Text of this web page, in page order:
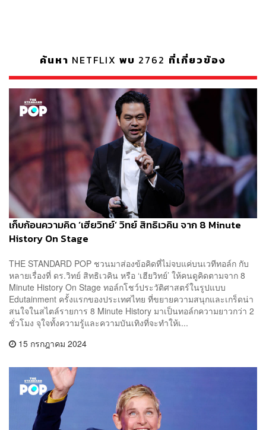
ค้นหา NETFLIX พบ 2762 ที่เกี่ยวข้อง
เก็บก้อนความคิด ‘เฮียวิทย์’ วิทย์ สิทธิเวคิน จาก 8 Minute
History On Stage
THE STANDARD POP ชวนมาส่องข้อคิดที่ไม่จบแค่บนเวทีทอล์ก กับ
หลายเรื่องที่ ดร.วิทย์ สิทธิเวคิน หรือ ‘เฮียวิทย์’ ให้คนดูคิดตามจาก 8
Minute History On Stage ทอล์กโชว์ประวัติศาสตร์ในรูปแบบ
Edutainment ครั้งแรกของประเทศไทย ที่ขยายความสนุกและเกร็ดน่า
สนใจในสไตล์รายการ 8 Minute History มาเป็นทอล์กความยาวกว่า 2
ชั่วโมง จุใจทั้งความรู้และความบันเทิงที่จะทำให้เ...
15 กรกฎาคม 2024